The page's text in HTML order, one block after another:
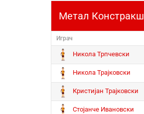
Метал
Играч
Никола Трпчевски
Никола Трајковски
Кристијан Трајковски
Стојанче Ивановски